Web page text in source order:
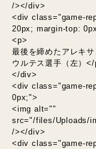
/></div>
<div class="game-
20px; margin-top:
<p>
最後を締めたアレキ
ウルテス選手（左）</
</div>
<div class="game-
0px;">
<img alt=""
src="/files/Uploads/
/></div>
<div class="game-